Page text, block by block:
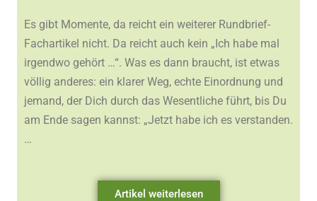
Es gibt Momente, da reicht ein weiterer Rundbrief-
Fachartikel nicht. Da reicht auch kein „Ich habe mal
irgendwo gehört …“. Was es dann braucht, ist etwas
völlig anderes: ein klarer Weg, echte Einordnung und
jemand, der Dich durch das Wesentliche führt, bis Du
am Ende sagen kannst: „Jetzt habe ich es verstanden.
…
Artikel weiterlesen